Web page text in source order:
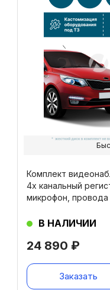
24 890 ₽
Комплект
4х канальный
микрофон,
В НАЛИЧИИ
Заказать